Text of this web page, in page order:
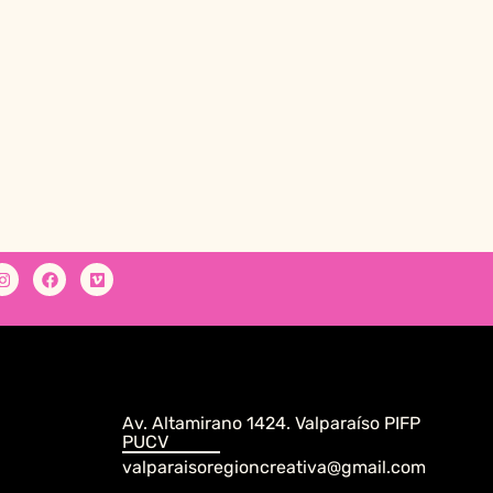
Av. Altamirano 1424. Valparaíso PIFP
PUCV
valparaisoregioncreativa@gmail.com